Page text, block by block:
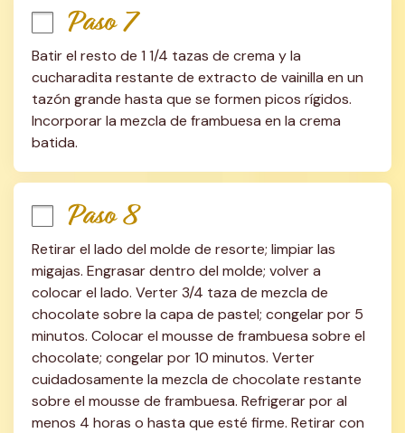
Paso 7
Batir el resto de 1 1/4 tazas de crema y la
cucharadita restante de extracto de vainilla en un
tazón grande hasta que se formen picos rígidos.
Incorporar la mezcla de frambuesa en la crema
batida.
Paso 8
Retirar el lado del molde de resorte; limpiar las
migajas. Engrasar dentro del molde; volver a
colocar el lado. Verter 3/4 taza de mezcla de
chocolate sobre la capa de pastel; congelar por 5
minutos. Colocar el mousse de frambuesa sobre el
chocolate; congelar por 10 minutos. Verter
cuidadosamente la mezcla de chocolate restante
sobre el mousse de frambuesa. Refrigerar por al
menos 4 horas o hasta que esté firme. Retirar con